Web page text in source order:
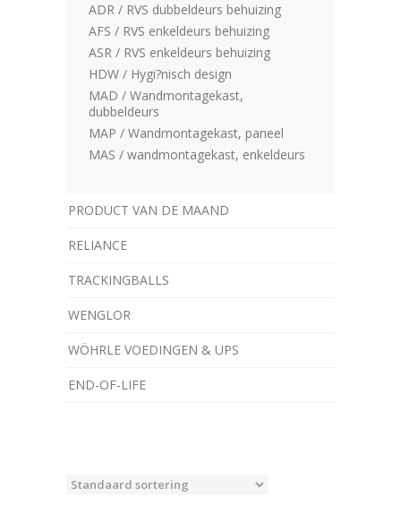
ADR / RVS dubbeldeurs behuizing
AFS / RVS enkeldeurs behuizing
ASR / RVS enkeldeurs behuizing
HDW / Hygi?nisch design
MAD / Wandmontagekast,
dubbeldeurs
MAP / Wandmontagekast, paneel
MAS / wandmontagekast, enkeldeurs
PRODUCT VAN DE MAAND
RELIANCE
TRACKINGBALLS
WENGLOR
WÖHRLE VOEDINGEN & UPS
­END-OF-LIFE